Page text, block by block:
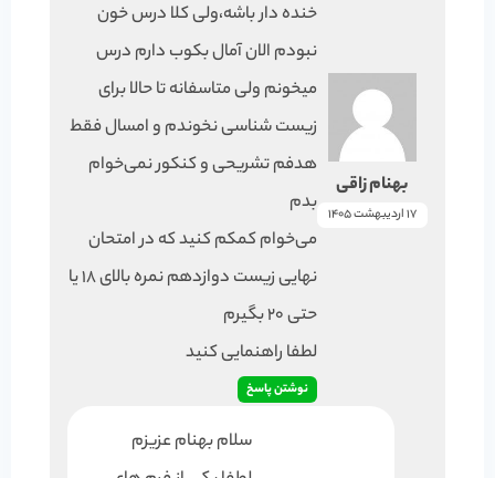
بهنام زاقی
17 اردیبهشت 1405
خنده دار باشه،ولی کلا درس خون
نبودم الان آمال بکوب دارم درس
میخونم ولی متاسفانه تا حالا برای
زیست شناسی نخوندم و امسال فقط
هدفم تشریحی و کنکور نمی‌خوام
بدم
می‌خوام کمکم کنید که در امتحان
نهایی زیست دوازدهم نمره بالای ۱۸ یا
حتی ۲۰ بگیرم
لطفا راهنمایی کنید
نوشتن پاسخ
سلام بهنام عزیزم